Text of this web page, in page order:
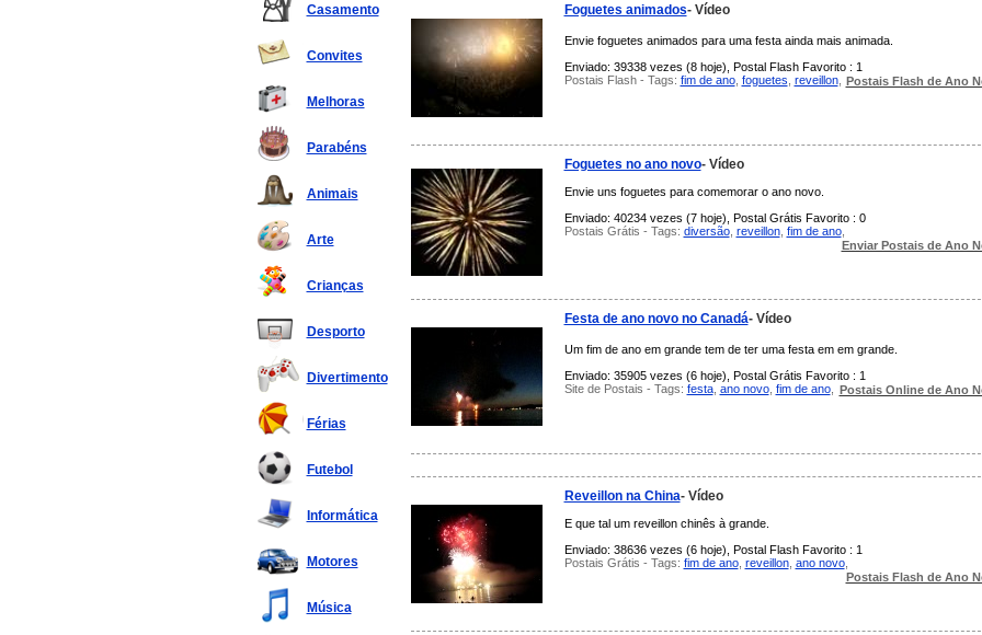
Casamento
Convites
Melhoras
Parabéns
Animais
Arte
Crianças
Desporto
Divertimento
Férias
Futebol
Informática
Motores
Música
Foguetes animados- Vídeo
Envie foguetes animados para uma festa ainda mais animada.
Enviado: 39338 vezes (8 hoje), Postal Flash Favorito : 1
Postais Flash - Tags: fim de ano, foguetes reveillon, Postais Flash de Ano
Foguetes no ano novo- Vídeo
Envie uns foguetes para comemorar o ano novo.
Enviado: 40234 vezes (7 hoje), Postal Grátis Favorito : 0
Postais Grátis - Tags: diversão, reveillon, fim de ano,
Enviar Postais de Ano
Festa de ano novo no Canadá- Vídeo
Um fim de ano em grande tem de ter uma festa em em grande.
Enviado: 35905 vezes (6 hoje), Postal Grátis Favorito : 1
Site de Postais - Tags: festa, ano novo, fim de ano, Postais Online de Ano
Reveillon na China- Vídeo
E que tal um reveillon chinês à grande.
Enviado: 38636 vezes (6 hoje), Postal Flash Favorito : 1
Postais Grátis - Tags: fim de ano, reveillon, ano novo,
Postais Flash de Ano